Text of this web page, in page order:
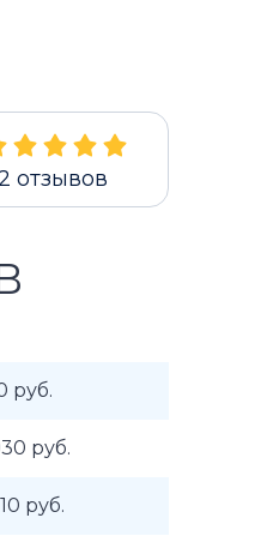
отзывов
руб.
руб.
руб.